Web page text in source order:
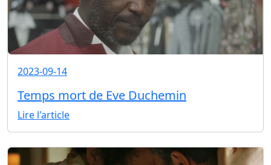
2023-09-14
Temps mort de Eve Duchemin
Lire l'article